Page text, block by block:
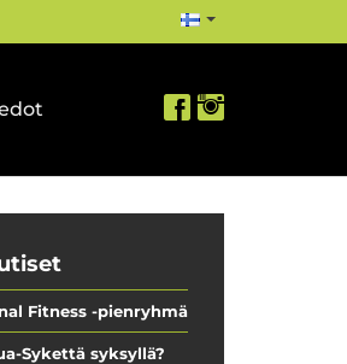
Fitness -pienryhmä
Sykettä syksyllä?